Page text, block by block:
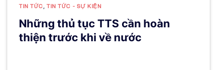
TIN TỨC ,TIN TỨC - SỰ KIỆN
Những thủ tục TTS cần hoàn
thiện trước khi về nước